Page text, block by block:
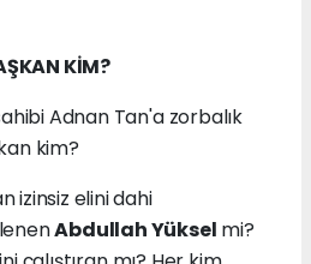
KİM?
Adnan Tan'a zorbalık
kim?
izinsiz elini dahi
Abdullah Yüksel mi?